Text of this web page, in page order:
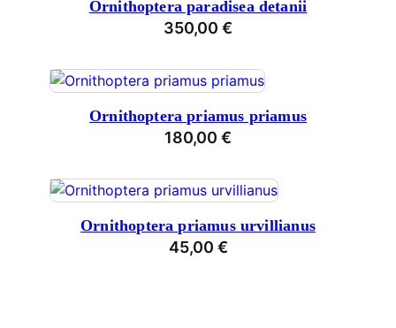
Ornithoptera paradisea detanii
350,00 €
Ornithoptera priamus priamus
180,00 €
Ornithoptera priamus urvillianus
45,00 €